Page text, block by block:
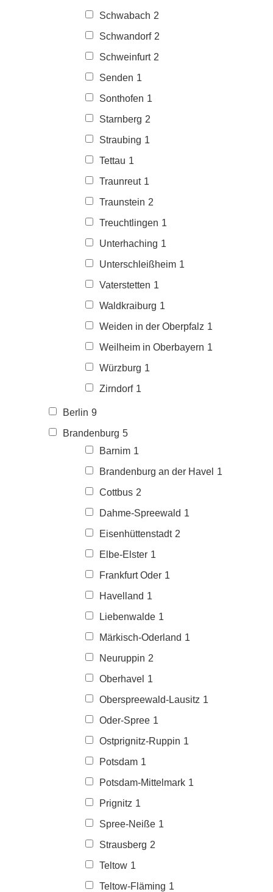
Schwabach 2
Schwandorf 2
Schweinfurt 2
Senden 1
Sonthofen 1
Starnberg 2
Straubing 1
Tettau 1
Traunreut 1
Traunstein 2
Treuchtlingen 1
Unterhaching 1
Unterschleißheim 1
Vaterstetten 1
Waldkraiburg 1
Weiden in der Oberpfalz 1
Weilheim in Oberbayern 1
Würzburg 1
Zirndorf 1
Berlin 9
Brandenburg 5
Barnim 1
Brandenburg an der Havel 1
Cottbus 2
Dahme-Spreewald 1
Eisenhüttenstadt 2
Elbe-Elster 1
Frankfurt Oder 1
Havelland 1
Liebenwalde 1
Märkisch-Oderland 1
Neuruppin 2
Oberhavel 1
Oberspreewald-Lausitz 1
Oder-Spree 1
Ostprignitz-Ruppin 1
Potsdam 1
Potsdam-Mittelmark 1
Prignitz 1
Spree-Neiße 1
Strausberg 2
Teltow 1
Teltow-Fläming 1